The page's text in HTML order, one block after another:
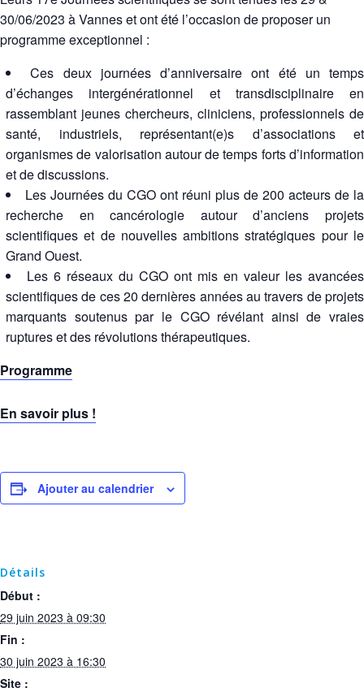
30/06/2023 à Vannes etont été l’occasion de proposer un
programme exceptionnel :
Ces deux journées d’anniversaire ont été un temps
d’échanges intergénérationnel et transdisciplinaire en
rassemblant jeunes chercheurs, cliniciens, professionnels de
santé, industriels, représentant(e)s d’associations et
organismes de valorisation autour de temps forts d’information
et de discussions.
Les Journées du CGO ont réuni plus de 200 acteurs de la
recherche en cancérologie autour d’anciens projets
scientifiques et de nouvelles ambitions stratégiques pour le
Grand Ouest.
Les 6 réseaux du CGO ont mis en valeur les avancées
scientifiques de ces 20 dernières années au travers de projets
marquants soutenus par le CGO révélant ainsi de vraies
ruptures et des révolutions thérapeutiques.
Programme
En savoir plus !
Ajouter au calendrier
Détails
Début :
29 juin 2023 à 09:30
Fin :
30 juin 2023 à 16:30
Site :